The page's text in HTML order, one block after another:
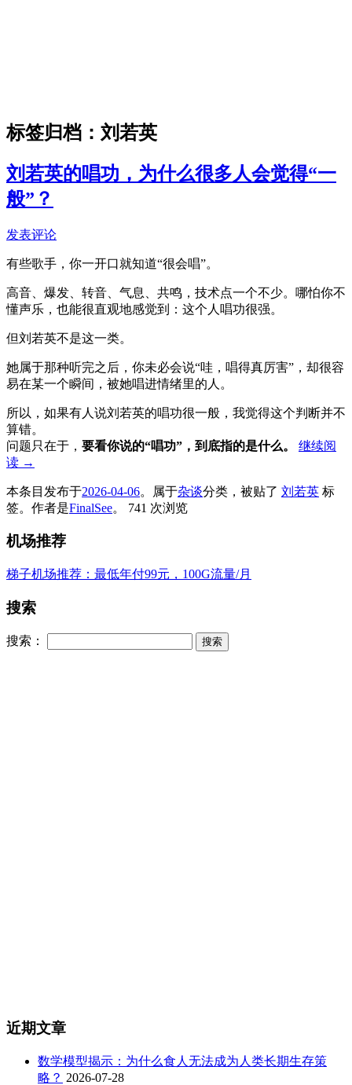
标签归档： 刘若英
刘若英的唱功，为什么很多人会觉得“一
般”？
发表评论
有些歌手，你一开口就知道“很会唱”。
高音、爆发、转音、气息、共鸣，技术点一个不少。哪怕你不
懂声乐，也能很直观地感觉到：这个人唱功很强。
但刘若英不是这一类。
她属于那种听完之后，你未必会说“哇，唱得真厉害”，却很容
易在某一个瞬间，被她唱进情绪里的人。
所以，如果有人说刘若英的唱功很一般，我觉得这个判断并不
算错。
问题只在于， 要看你说的“唱功”，到底指的是什么。
继续阅
读 →
本条目发布于2026-04-06。属于杂谈分类，被贴了 刘若英 标
签。 作者是FinalSee。 741 次浏览
机场推荐
梯子机场推荐：最低年付99元，100G流量/月
搜索
搜索：
近期文章
数学模型揭示：为什么食人无法成为人类长期生存策
略？ 2026-07-28